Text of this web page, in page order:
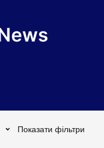
Показати фільтри